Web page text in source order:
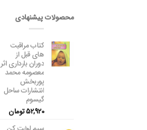
محصولات پیشنهادی
کتاب مراقبت
های قبل از
دوران بارداری اثر
معصومه محمد
پوربخش
انتشارات ساحل
گیسوم
52,920تومان